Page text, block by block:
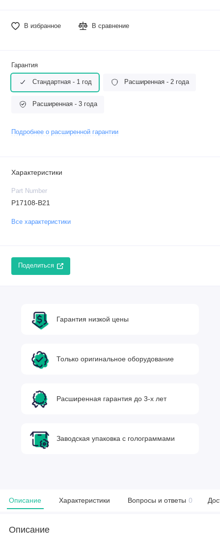
В избранное В сравнение
Гарантия
Стандартная - 1 год Расширенная - 2 года
Расширенная - 3 года
Подробнее о расширенной гарантии
Характеристики
Part Number
P17108-B21
Все характеристики
Поделиться
Гарантия низкой цены
Только оригинальное оборудование
Расширенная гарантия до 3-х лет
Заводская упаковка с голограммами
Описание Характеристики Вопросы и ответы 0
Описание